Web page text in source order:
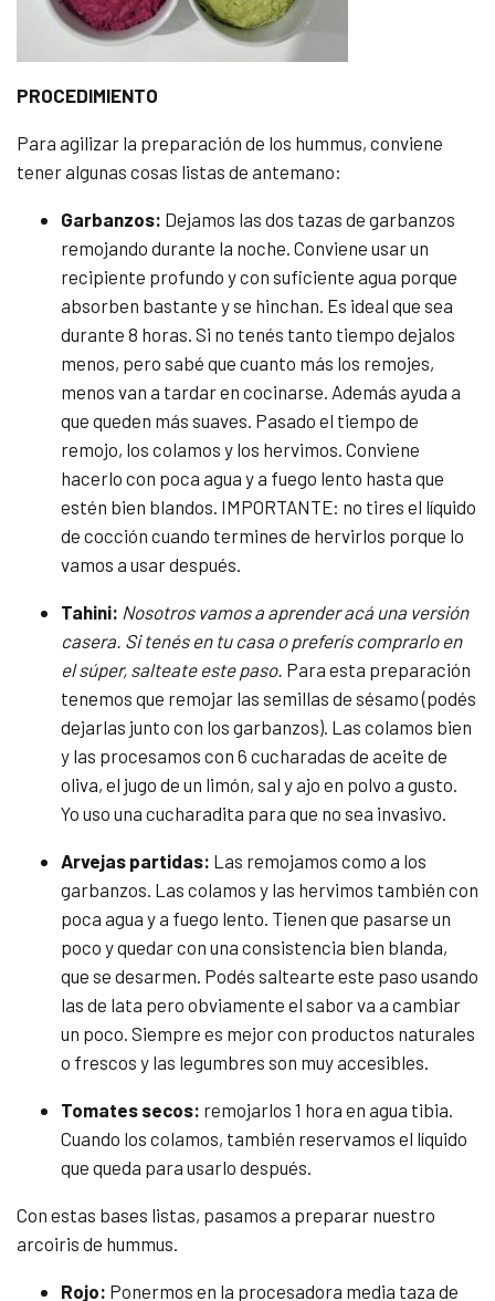
PROCEDIMIENTO
Para agilizar la preparación de los hummus, conviene
tener algunas cosas listas de antemano:
Garbanzos: Dejamos las dos tazas de garbanzos
remojando durante la noche. Conviene usar un
recipiente profundo y con suficiente agua porque
absorben bastante y se hinchan. Es ideal que sea
durante 8 horas. Si no tenés tanto tiempo dejalos
menos, pero sabé que cuanto más los remojes,
menos van a tardar en cocinarse. Además ayuda a
que queden más suaves. Pasado el tiempo de
remojo, los colamos y los hervimos. Conviene
hacerlo con poca agua y a fuego lento hasta que
estén bien blandos. IMPORTANTE: no tires el líquido
de cocción cuando termines de hervirlos porque lo
vamos a usar después.
Tahini: Nosotros vamos a aprender acá una versión
casera. Si tenés en tu casa o preferís comprarlo en
el súper, salteate este paso. Para esta preparación
tenemos que remojar las semillas de sésamo (podés
dejarlas junto con los garbanzos). Las colamos bien
y las procesamos con 6 cucharadas de aceite de
oliva, el jugo de un limón, sal y ajo en polvo a gusto.
Yo uso una cucharadita para que no sea invasivo.
Arvejas partidas: Las remojamos como a los
garbanzos. Las colamos y las hervimos también con
poca agua y a fuego lento. Tienen que pasarse un
poco y quedar con una consistencia bien blanda,
que se desarmen. Podés saltearte este paso usando
las de lata pero obviamente el sabor va a cambiar
un poco. Siempre es mejor con productos naturales
o frescos y las legumbres son muy accesibles.
Tomates secos: remojarlos 1 hora en agua tibia.
Cuando los colamos, también reservamos el líquido
que queda para usarlo después.
Con estas bases listas, pasamos a preparar nuestro
arcoiris de hummus.
Rojo: Ponermos en la procesadora media taza de